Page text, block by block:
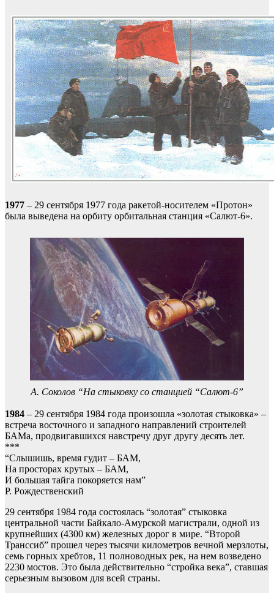
1977 – 29 сентября 1977 года ракетой-носителем «Протон»
была выведена на орбиту орбитальная станция «Салют-6».
А. Соколов “На стыковку со станцией “Салют-6”
1984 – 29 сентября 1984 года произошла «золотая стыковка» –
встреча восточного и западного направлений строителей
БАМа, продвигавшихся навстречу друг другу десять лет.
***
“Слышишь, время гудит – БАМ,
На просторах крутых – БАМ,
И большая тайга покоряется нам”
Р. Рождественский
29 сентября 1984 года состоялась “золотая” стыковка
центральной части Байкало-Амурской магистрали, одной из
крупнейших (4300 км) железных дорог в мире. “Второй
Транссиб” прошел через тысячи километров вечной мерзлоты,
семь горных хребтов, 11 полноводных рек, на нем возведено
2230 мостов. Это была действительно “стройка века”, ставшая
серьезным вызовом для всей страны.